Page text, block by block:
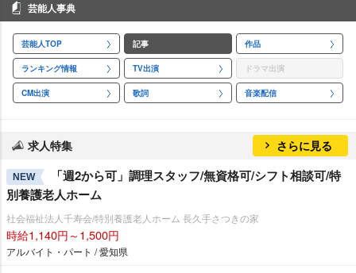
芸能人事典
芸能人TOP 記事 作品
ランキング情報 TV出演 ドラマ出演
CM出演 歌詞 音楽配信
求人特集 さらに見る
NEW
「週2から可」調理スタッフ/無資格可/シフト相談可/特
別養護老人ホーム
社会福祉法人千寿会/特別養護老人ホーム 長久手さつきの家
時給1,140円～1,500円
アルバイト・パート / 愛知県